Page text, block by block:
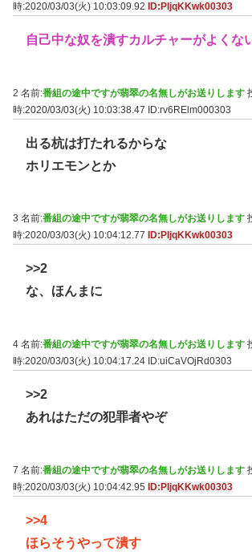
時:2020/03/03(火) 10:03:09.92
ID:PIjqKKwk00303
自己中な奴を潰すカルチャーがよくな
2 名前:番組の途中ですが翡翠の名無しがお送りします
時:2020/03/03(火) 10:03:38.47 ID:rv6RElm000303
出る杭は打たれるからな
ホリエモンとか
3 名前:番組の途中ですが翡翠の名無しがお送りします
時:2020/03/03(火) 10:04:12.77
ID:PIjqKKwk00303
>>2
な、ほんまに
4 名前:番組の途中ですが翡翠の名無しがお送りします
時:2020/03/03(火) 10:04:17.24 ID:uiCaVOjRd0303
>>2
あれはただの犯罪者やぞ
7 名前:番組の途中ですが翡翠の名無しがお送りします
時:2020/03/03(火) 10:04:42.95 ID:PIjqKKwk00303
>>4
ほらそうやって潰す